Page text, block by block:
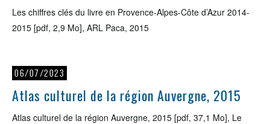
Les chiffres clés du livre en Provence-Alpes-Côte d’Azur 2014-
2015 [pdf, 2,9 Mo], ARL Paca, 2015
06/07/2023
Atlas culturel de la région Auvergne, 2015
Atlas culturel de la région Auvergne, 2015 [pdf, 37,1 Mo], Le